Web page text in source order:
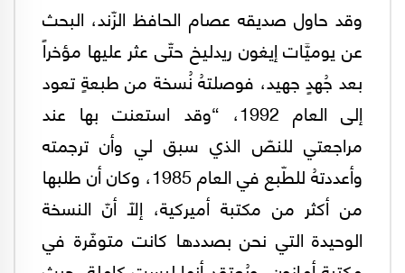
وقد حاول صديقه عصام الحافظ الزّند، البحث
عن يوميَّات إيغون ريدليخ حتّى عثر عليها مؤخراً
بعد جُهدٍ جهيد، فوصلتهُ نُسخة من طبعةٍ تعود
إلى العام 1992، “وقد استعنت بها عند
مراجعتي للنصّ الذي سبق لي وأن ترجمته
وأعددتهُ للطّبع في العام 1985، وكان أن طلبها
من أكثر من مكتبة أميركية، إلّا أنّ النسخة
الوحيدة التي نحن بصددها كانت متوفّرة في